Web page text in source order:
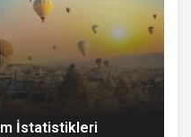
İstatistikleri